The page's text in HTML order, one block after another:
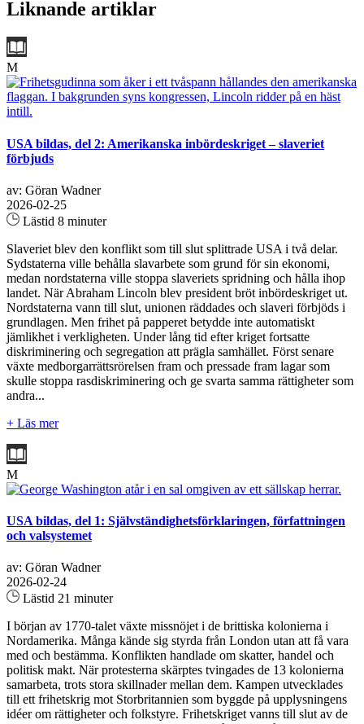
Liknande artiklar
M
USA bildas, del 2: Amerikanska inbördeskriget – slaveriet
förbjuds
av: Göran Wadner
2026-02-25
Lästid 8 minuter
Slaveriet blev den konflikt som till slut splittrade USA i två delar.
Sydstaterna ville behålla slavarbete som grund för sin ekonomi,
medan nordstaterna ville stoppa slaveriets spridning och hålla ihop
landet. När Abraham Lincoln blev president bröt inbördeskriget ut.
Nordstaterna vann till slut, unionen räddades och slaveri förbjöds i
grundlagen. Men frihet på papperet betydde inte automatiskt
jämlikhet i verkligheten. Under lång tid efter kriget fortsatte
diskriminering och segregation att prägla samhället. Först senare
växte medborgarrättsrörelsen fram och pressade fram lagar som
skulle stoppa rasdiskriminering och ge svarta samma rättigheter som
andra...
+ Läs mer
M
USA bildas, del 1: Självständighetsförklaringen, författningen
och valsystemet
av: Göran Wadner
2026-02-24
Lästid 21 minuter
I början av 1770-talet växte missnöjet i de brittiska kolonierna i
Nordamerika. Många kände sig styrda från London utan att få vara
med och bestämma. Konflikten handlade om skatter, handel och
politisk makt. När protesterna skärptes tvingades de 13 kolonierna
samarbeta, trots stora skillnader mellan dem. Kampen utvecklades
till ett frihetskrig mot Storbritannien som byggde på upplysningens
idéer om rättigheter och folkstyre. Frihetskriget vanns till slut av de